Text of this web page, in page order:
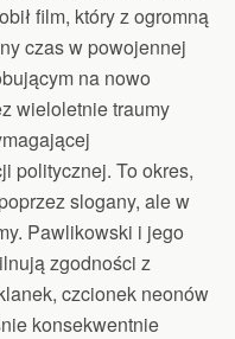
film, który z ogromną
czas w powojennej
na nowo
wieloletnie traumy
politycznej. To okres,
slogany, ale w
Pawlikowski i jego
zgodności z
czcionek neonów
konsekwentnie